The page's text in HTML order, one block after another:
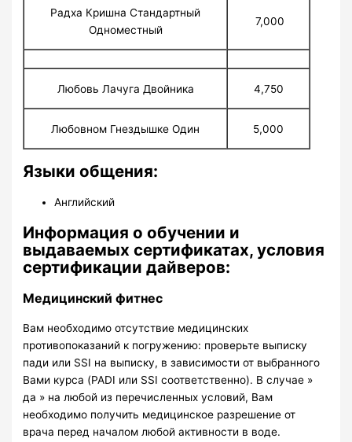
Радха Кришна Стандартный
Одноместный
7,000
Любовь Лачуга Двойника 4,750
Любовном Гнездышке Один 5,000
Языки общения:
Английский
Информация о обучении и
выдаваемых сертификатах, условия
сертификации дайверов:
Медицинский фитнес
Вам необходимо отсутствие медицинских
противопоказаний к погружению: проверьте выписку
пади или SSI на выписку, в зависимости от выбранного
Вами курса (PADI или SSI соответственно). В случае »
да » на любой из перечисленных условий, Вам
необходимо получить медицинское разрешение от
врача перед началом любой активности в воде.